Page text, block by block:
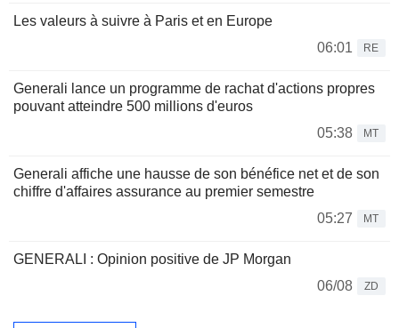
Les valeurs à suivre à Paris et en Europe
06:01
RE
Generali lance un programme de rachat d'actions propres
pouvant atteindre 500 millions d'euros
05:38
MT
Generali affiche une hausse de son bénéfice net et de son
chiffre d'affaires assurance au premier semestre
05:27
MT
GENERALI : Opinion positive de JP Morgan
06/08
ZD